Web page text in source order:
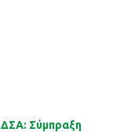
Σύμπραξη